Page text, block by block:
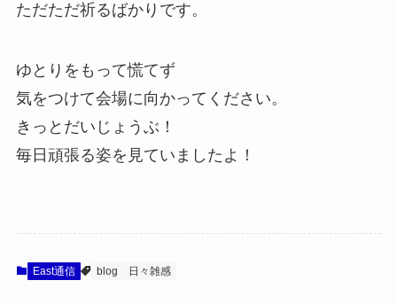
ただただ祈るばかりです。
ゆとりをもって慌てず
気をつけて会場に向かってください。
きっとだいじょうぶ！
毎日頑張る姿を見ていましたよ！
East通信 blog 日々雑感